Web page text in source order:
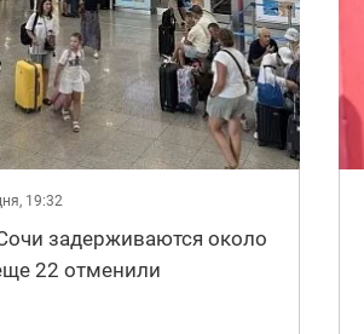
19:32
задерживаются около
22 отменили